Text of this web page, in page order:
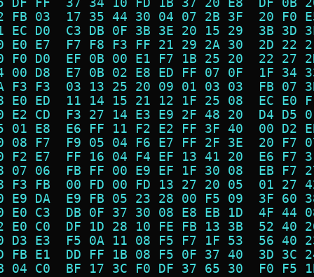
FB 03  17 35 44 30 04 07 2B 3F  20
EC D0  C3 DB 0F 3B 3E 20 15 29  3B
E0 E7  F7 F8 F3 FF 21 29 2A 30  2D
F0 D0  EF 0B 00 E1 F7 1B 25 20  22
00 D8  E7 0B 02 E8 ED FF 07 0F  1F
F3 F3  03 13 25 20 09 01 03 03  FB
E0 ED  11 14 15 21 12 1F 25 08  EC
E2 CD  F3 27 14 E3 E9 2F 48 20  D4
01 E8  E6 FF 11 F2 E2 FF 3F 40  00
08 F7  F9 05 04 F6 E7 FF 2F 3E  20
F2 E7  FF 16 04 F4 EF 13 41 20  E6
07 06  FB FF 00 E9 EF 1F 30 08  EB
F3 FB  00 FD 00 FD 13 27 20 05  01
E9 DA  E9 FB 05 23 28 00 F5 09  3F
E0 C3  DB 0F 37 30 08 E8 EB 1D  4F
E0 C0  DF 1D 28 10 FE FB 13 3B  52
D3 E3  F5 0A 11 08 F5 F7 1F 53  56
FB E1  DD FF 1B 08 F5 0F 37 40  3D
04 C0  BF 17 3C F0 DF 37 65 30  F0